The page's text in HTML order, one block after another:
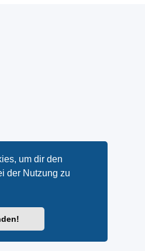
um dir den
der Nutzung zu